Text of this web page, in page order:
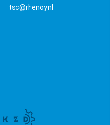
tsc@rhenoy.nl